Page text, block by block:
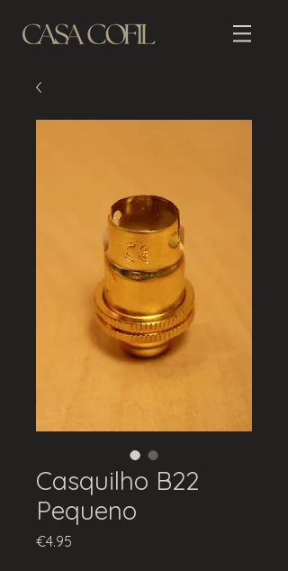
Casquilho B22
Pequeno
€4.95